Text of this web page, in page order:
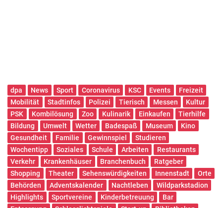
dpa News Sport Coronavirus KSC Events
Freizeit
Mobilität
Stadtinfos Polizei Tierisch Messen
Kultur
PSK
Kombilösung Zoo Kulinarik Einkaufen
Tierhilfe
Bildung
Umwelt Wetter Badespaß Museum
Kino
Gesundheit
Familie Gewinnspiel
Studieren
Wochentipp
Soziales Schule Arbeiten
Restaurants
Verkehr
Krankenhäuser Branchenbuch
Ratgeber
Shopping
Theater Sehenswürdigkeiten Innenstadt
Orte
Behörden
Adventskalender Nachtleben
Wildparkstadion
Highlights
Sportvereine Kinderbetreuung
Bar